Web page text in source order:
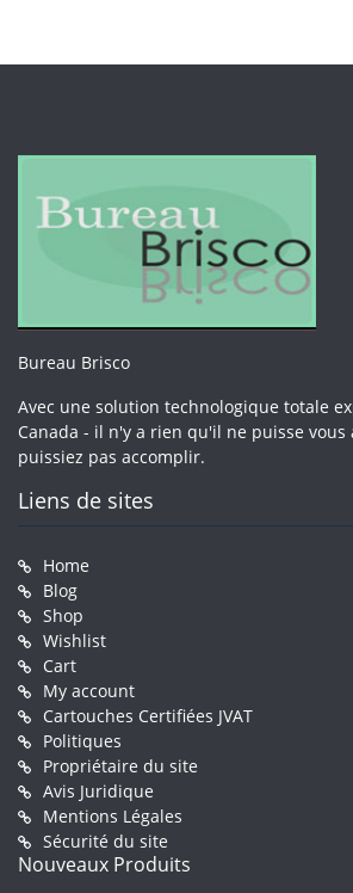
Bureau Brisco
Avec une solution technologique totale
Canada - il n'y a rien qu'il ne puisse vous
puissiez pas accomplir.
Liens de sites
Home
Blog
Shop
Wishlist
Cart
My account
Cartouches Certifiées JVAT
Politiques
Propriétaire du site
Avis Juridique
Mentions Légales
Sécurité du site
Nouveaux Produits